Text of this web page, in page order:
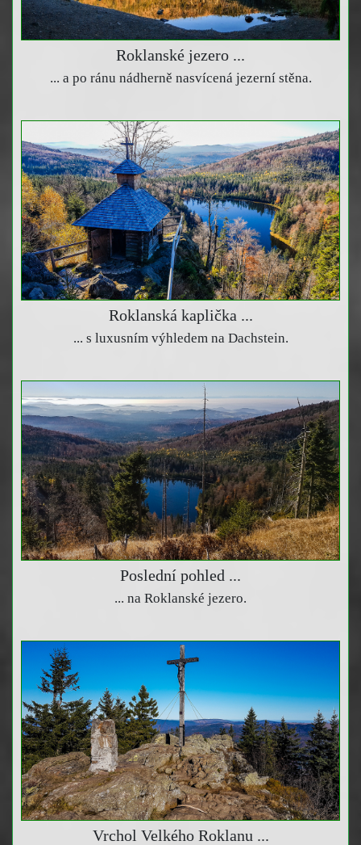
Roklanské jezero ...
... a po ránu nádherně nasvícená jezerní stěna.
Roklanská kaplička ...
... s luxusním výhledem na Dachstein.
Poslední pohled ...
... na Roklanské jezero.
Vrchol Velkého Roklanu ...